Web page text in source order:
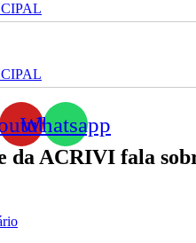
Whatsapp
da ACRIVI fala